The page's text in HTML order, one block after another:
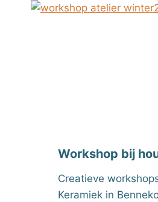
Workshop bij
Creatieve
Keramiek in